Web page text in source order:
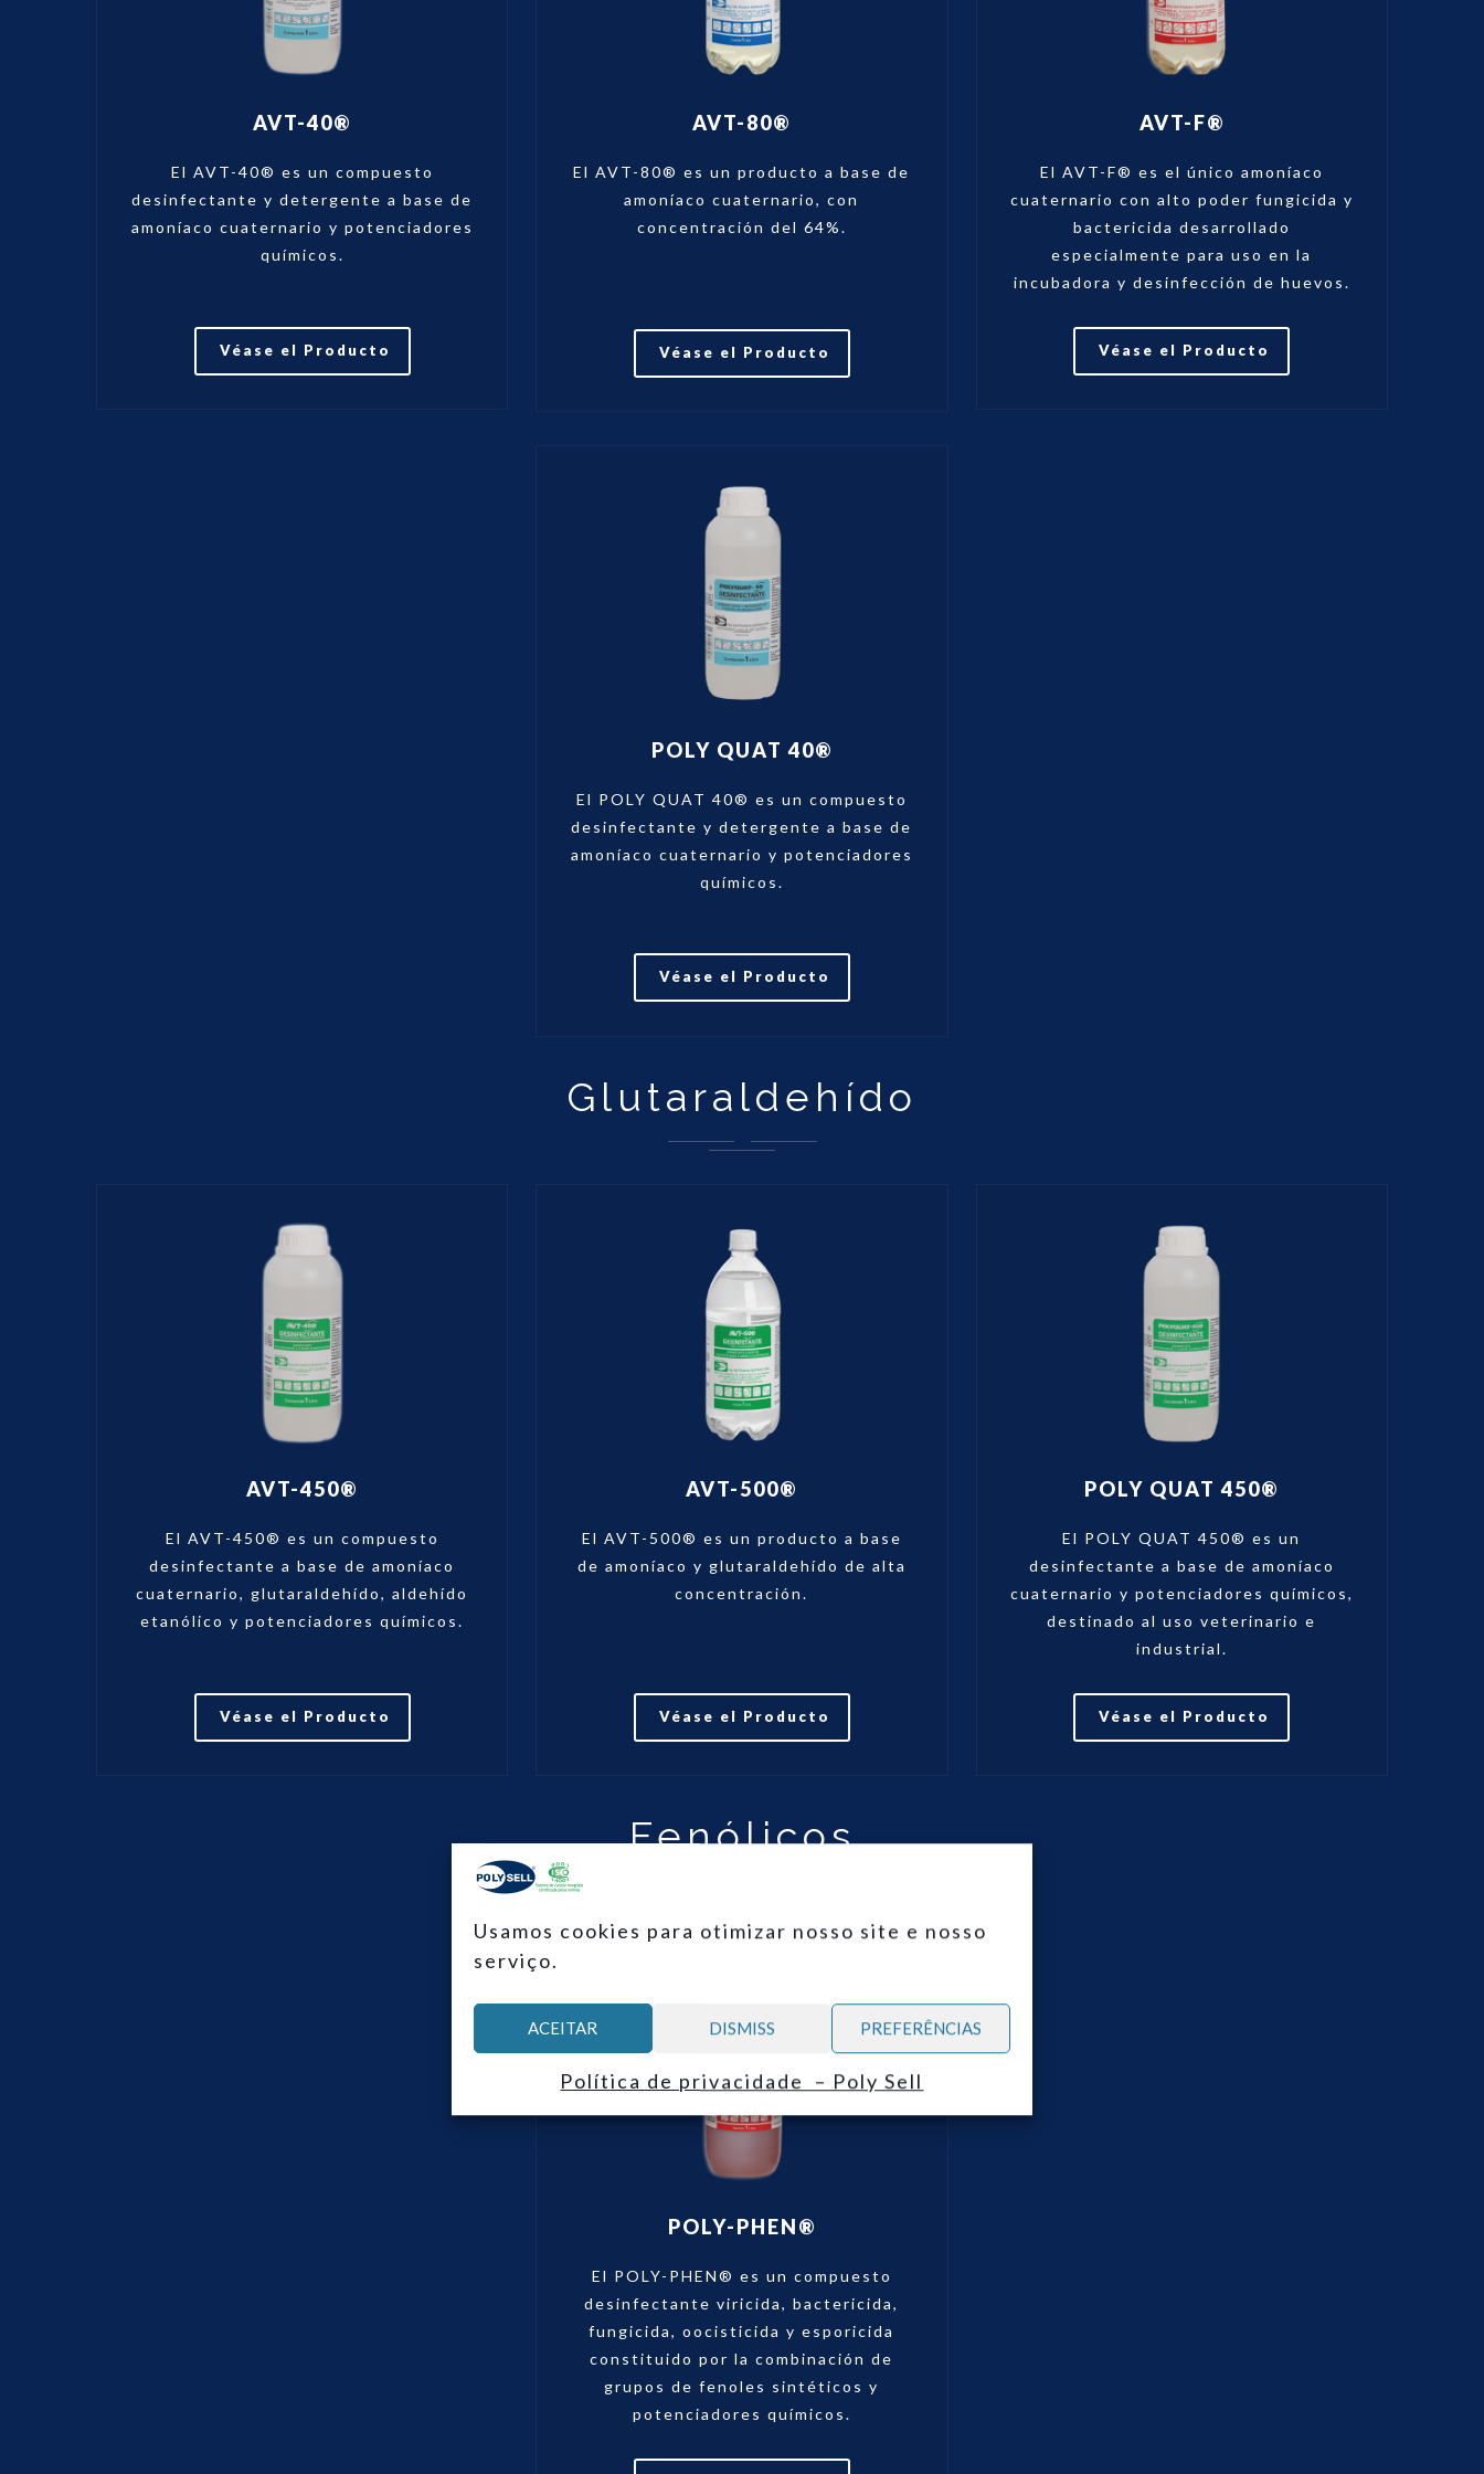
Usamos cookies para otimizar nosso site e nosso
serviço.
ACEITAR DISMISS PREFERÊNCIAS
Política de privacidade – Poly Sell
AVT-40®
El AVT-40® es un compuesto
desinfectante y detergente a base de
amoníaco cuaternario y potenciadores
químicos.
Véase el Producto
AVT-80®
El AVT-80® es un producto a base de
amoníaco cuaternario, con
concentración del 64%.
Véase el Producto
AVT-F®
El AVT-F® es el único amoníaco
cuaternario con alto poder fungicida y
bactericida desarrollado
especialmente para uso en la
incubadora y desinfección de huevos.
Véase el Producto
POLY QUAT 40®
El POLY QUAT 40® es un compuesto
desinfectante y detergente a base de
amoníaco cuaternario y potenciadores
químicos.
Véase el Producto
Glutaraldehído
AVT-450®
El AVT-450® es un compuesto
desinfectante a base de amoníaco
cuaternario, glutaraldehído, aldehído
etanólico y potenciadores químicos.
Véase el Producto
AVT-500®
El AVT-500® es un producto a base
de amoníaco y glutaraldehído de alta
concentración.
Véase el Producto
POLY QUAT 450®
El POLY QUAT 450® es un
desinfectante a base de amoníaco
cuaternario y potenciadores químicos,
destinado al uso veterinario e
industrial.
Véase el Producto
Fenólicos
POLY-PHEN®
El POLY-PHEN® es un compuesto
desinfectante viricida, bactericida,
fungicida, oocisticida y esporicida
constituido por la combinación de
grupos de fenoles sintéticos y
potenciadores químicos.